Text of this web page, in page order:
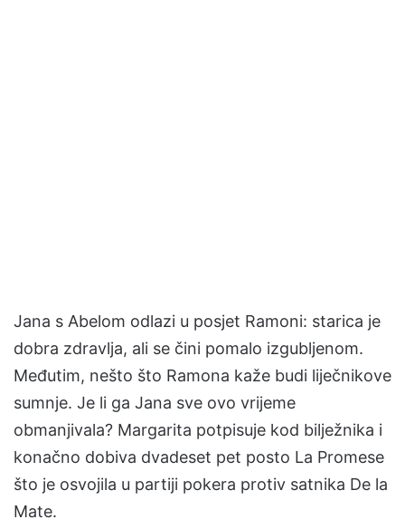
Jana s Abelom odlazi u posjet Ramoni: starica je
dobra zdravlja, ali se čini pomalo izgubljenom.
Međutim, nešto što Ramona kaže budi liječnikove
sumnje. Je li ga Jana sve ovo vrijeme
obmanjivala? Margarita potpisuje kod bilježnika i
konačno dobiva dvadeset pet posto La Promese
što je osvojila u partiji pokera protiv satnika De la
Mate.